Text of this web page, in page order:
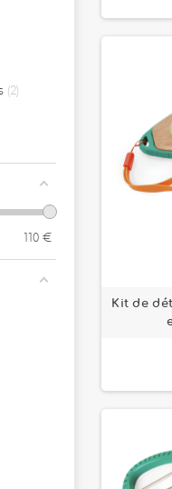
2
110 €
Kit de